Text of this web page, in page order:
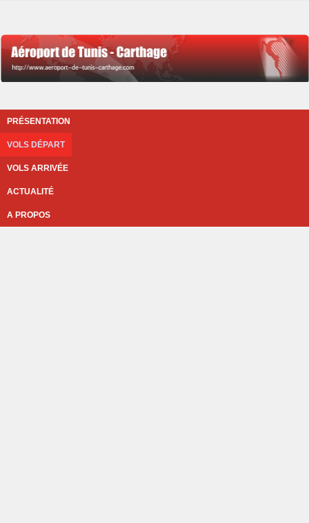
PRÉSENTATION
VOLS DÉPART
VOLS ARRIVÉE
ACTUALITÉ
A PROPOS